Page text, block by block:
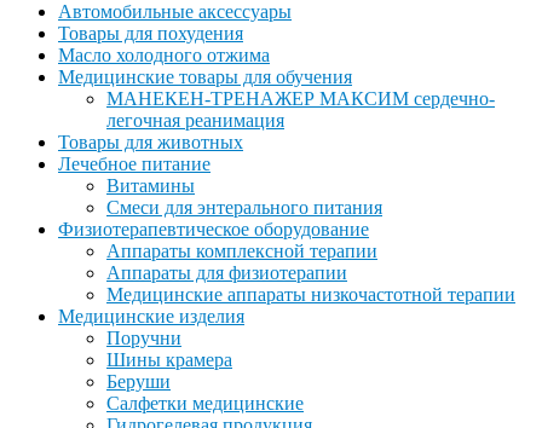
Автомобильные аксессуары
Товары для похудения
Масло холодного отжима
Медицинские товары для обучения
МАНЕКЕН-ТРЕНАЖЕР МАКСИМ сердечно-
легочная реанимация
Товары для животных
Лечебное питание
Витамины
Смеси для энтерального питания
Физиотерапевтическое оборудование
Аппараты комплексной терапии
Аппараты для физиотерапии
Медицинские аппараты низкочастотной терапии
Медицинские изделия
Поручни
Шины крамера
Беруши
Салфетки медицинские